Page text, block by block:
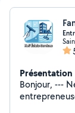
Présentation
Bonjour, ---